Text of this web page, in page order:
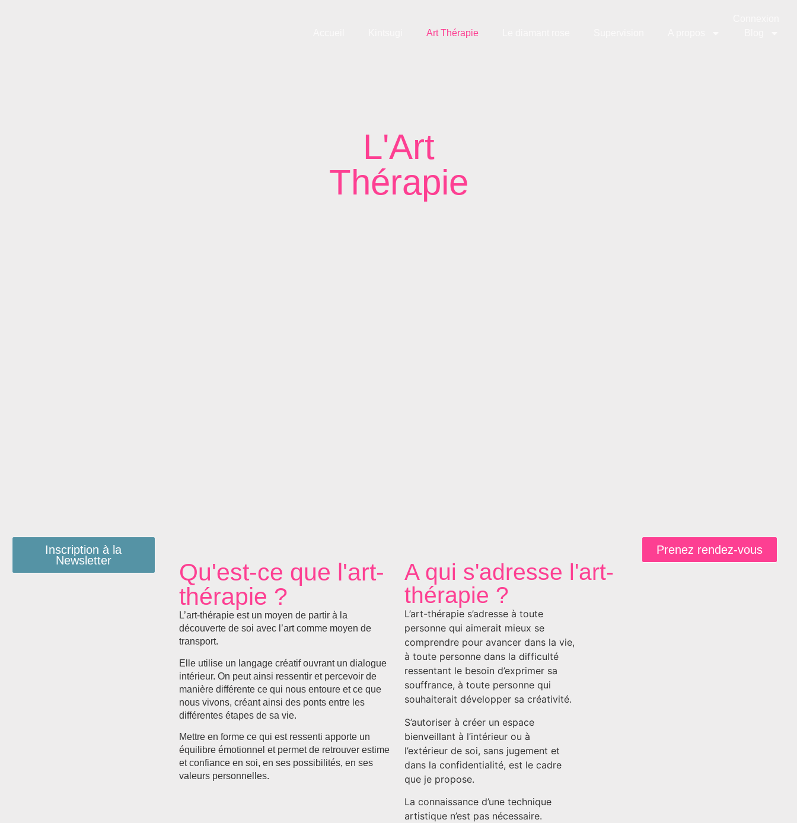
Art Thérapie
L'Art
Thérapie
Inscription à la
Newsletter
Qu'est-ce que l'art-
thérapie ?
L’art-thérapie est un moyen de partir à la
découverte de soi avec l’art comme moyen de
transport.
Elle utilise un langage créatif ouvrant un dialogue
intérieur. On peut ainsi ressentir et percevoir de
manière différente ce qui nous entoure et ce que
nous vivons, créant ainsi des ponts entre les
différentes étapes de sa vie.
Mettre en forme ce qui est ressenti apporte un
équilibre émotionnel et permet de retrouver estime
et confiance en soi, en ses possibilités, en ses
valeurs personnelles.
A qui s'adresse l'art-
thérapie ?
L’art-thérapie s’adresse à toute
personne qui aimerait mieux se
comprendre pour avancer dans la vie,
à toute personne dans la difficulté
ressentant le besoin d’exprimer sa
souffrance, à toute personne qui
souhaiterait développer sa créativité.
S’autoriser à créer un espace
bienveillant à l’intérieur ou à
l’extérieur de soi, sans jugement et
dans la confidentialité, est le cadre
que je propose.
La connaissance d’une technique
artistique n’est pas nécessaire.
Prenez rendez-vous